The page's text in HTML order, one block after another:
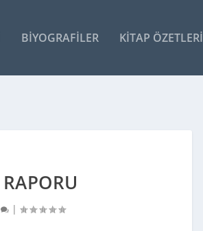
BIYOGRAFILER KITAP ÖZETLERI
|